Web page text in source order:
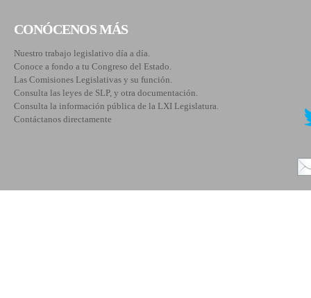
CONÓCENOS MÁS
Nuestro trabajo legislativo día a día.
Conoce a fondo a tu Congreso del Estado.
Las Comisiones Legislativas y su función.
Consulta las leyes de SLP, y otra documentación.
Consulta la información pública de la LXI Legislatura.
Contáctanos directamente